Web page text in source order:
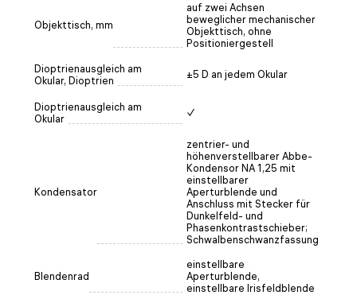
Objekttisch, mm
auf zwei Achsen
beweglicher mechanischer
Objekttisch, ohne
Positioniergestell
Dioptrienausgleich am
Okular, Dioptrien
±5 D an jedem Okular
Dioptrienausgleich am
Okular
✓
Kondensator
zentrier- und
höhenverstellbarer Abbe-
Kondensor NA 1,25 mit
einstellbarer
Aperturblende und
Anschluss mit Stecker für
Dunkelfeld- und
Phasenkontrastschieber;
Schwalbenschwanzfassung
Blendenrad
einstellbare
Aperturblende,
einstellbare Irisfeldblende